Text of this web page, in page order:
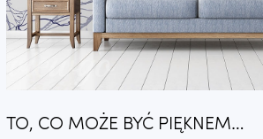
TO, CO MOŻE BYĆ PIĘKNEM…